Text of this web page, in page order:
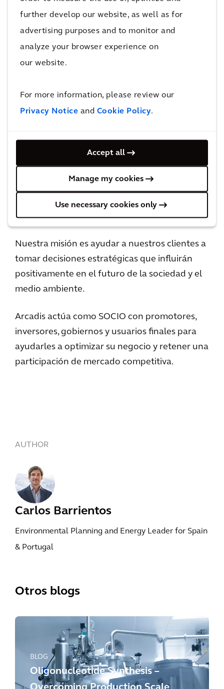
further develop our website, as well as for
advertising purposes and to monitor and
analyze your browser experience on
our website.
For more information, please review our
Privacy Notice and Cookie Policy.
Accept all
Manage my cookies
Use necessary cookies only
Diseñamos las estrategias, planificación y
Gestión Medioambiental y de permisos para
el desarrollo y operación.
Encontramos las mejores soluciones
Diseñamos soluciones para la mejora de la
Nos encargamos de la Dirección de
Proyectos y supervisión de la construcción
de parques e infraestructuras.
Asesoramos en operaciones financieras y
transacciones.
Nuestra misión es ayudar a nuestros clientes a
tomar decisiones estratégicas que influirán
positivamente en el futuro de la sociedad y el
medio ambiente.
Arcadis actúa como SOCIO con promotores,
inversores, gobiernos y usuarios finales para
ayudarles a optimizar su negocio y retener una
participación de mercado competitiva.
AUTHOR
Carlos Barrientos
Environmental Planning and Energy Leader for Spain
& Portugal
Otros blogs
BLOG
Oligonucleotide Synthesis –